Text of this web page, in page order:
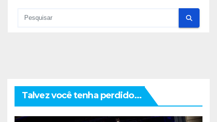
Talvez você tenha perdido...